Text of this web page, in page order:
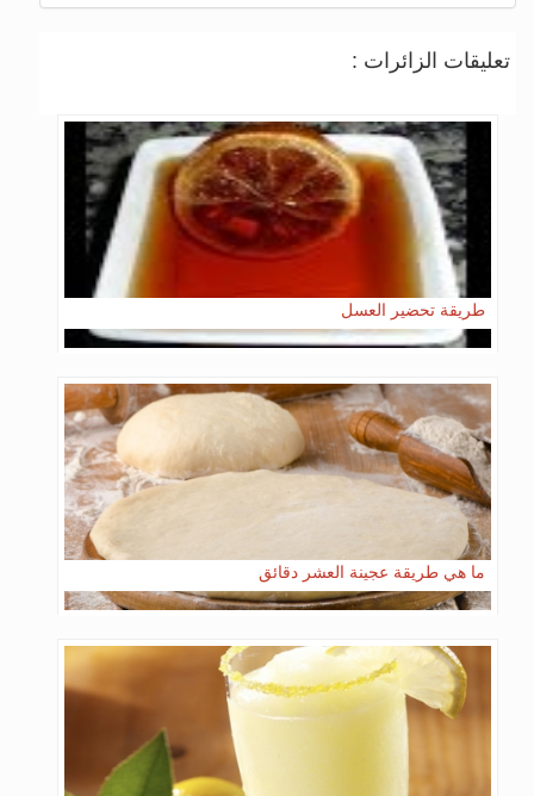
تعليقات الزائرات :
طريقة تحضير العسل
ما هي طريقة عجينة العشر دقائق